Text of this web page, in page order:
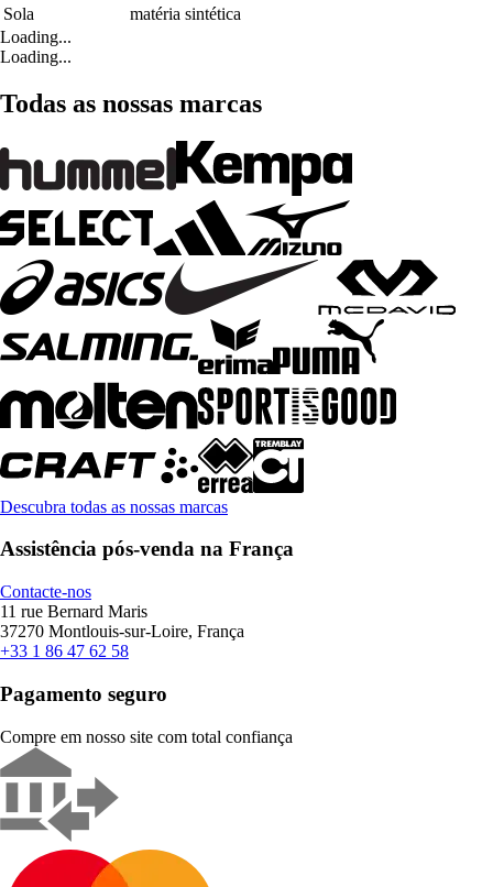
Sola
matéria sintética
Loading...
Loading...
Todas as nossas marcas
Descubra todas as nossas marcas
Assistência pós-venda na França
Contacte-nos
11 rue Bernard Maris
37270 Montlouis-sur-Loire, França
+33 1 86 47 62 58
Pagamento seguro
Compre em nosso site com total confiança